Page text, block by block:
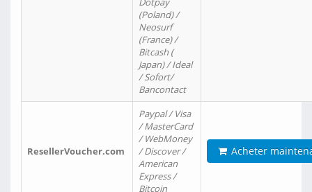
(Poland) /
Neosurf
(France) /
Bitcash (
Japan) / Ideal
/ Sofort/
Bancontact
ResellerVoucher.com
Paypal / Visa
/ MasterCard
/ WebMoney
/ Discover /
American
Express /
Bitcoin
Acheter